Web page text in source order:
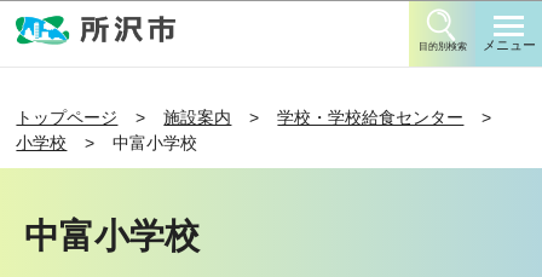
目的別検索 メニュー
トップページ 施設案内
学校・学校給食センター
小学校
中富小学校
中富小学校